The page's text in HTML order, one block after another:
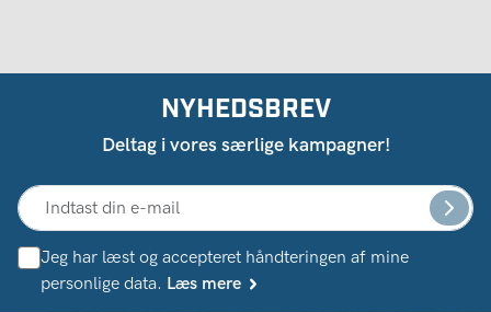
NYHEDSBREV
Deltag i vores særlige kampagner!
Jeg har læst og accepteret håndteringen af ​​mine
personlige data. Læs mere